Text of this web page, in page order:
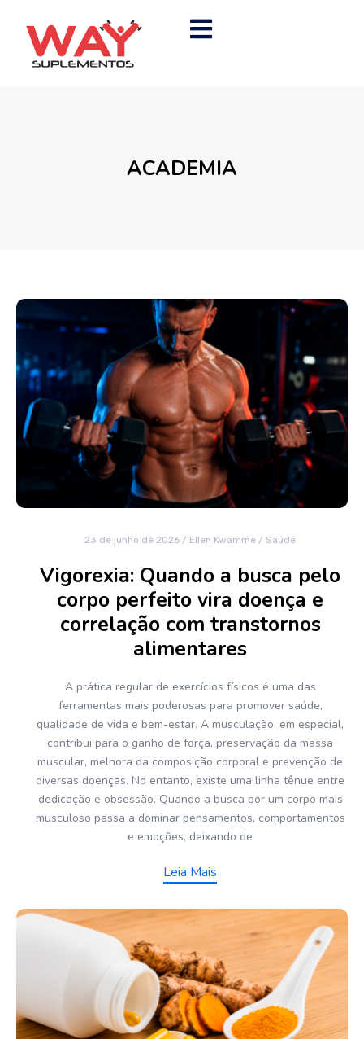
ACADEMIA
23 de junho de 2026 / Ellen Kwamme / Saúde
Vigorexia: Quando a busca pelo
corpo perfeito vira doença e
correlação com transtornos
alimentares
A prática regular de exercícios físicos é uma das
ferramentas mais poderosas para promover saúde,
qualidade de vida e bem-estar. A musculação, em especial,
contribui para o ganho de força, preservação da massa
muscular, melhora da composição corporal e prevenção de
diversas doenças. No entanto, existe uma linha tênue entre
dedicação e obsessão. Quando a busca por um corpo mais
musculoso passa a dominar pensamentos, comportamentos
e emoções, deixando de
Leia Mais